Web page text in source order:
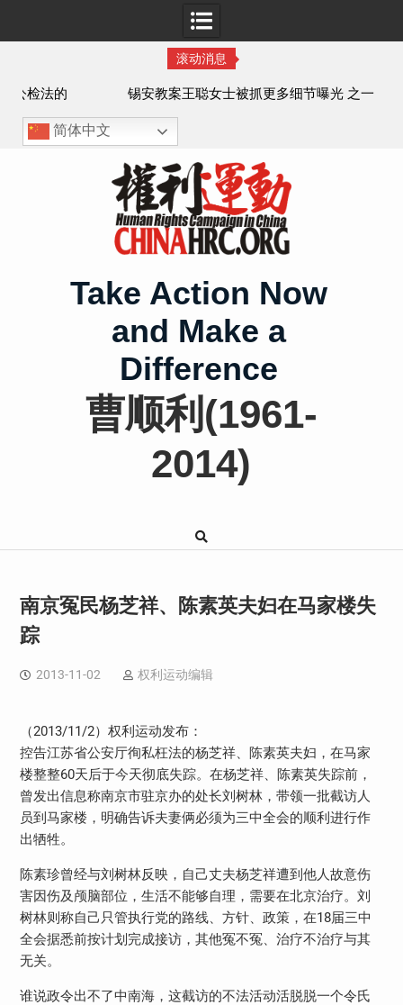
滚动消息
锡安教案王聪女士被抓更多细节曝光 之一
简体中文
Take Action Now
and Make a
Difference
曹顺利(1961-
2014)
南京冤民杨芝祥、陈素英夫妇在马家楼失
踪
2013-11-02 权利运动编辑
（2013/11/2）权利运动发布：
控告江苏省公安厅徇私枉法的杨芝祥、陈素英夫妇，在马家
楼整整60天后于今天彻底失踪。在杨芝祥、陈素英失踪前，
曾发出信息称南京市驻京办的处长刘树林，带领一批截访人
员到马家楼，明确告诉夫妻俩必须为三中全会的顺利进行作
出牺牲。
陈素珍曾经与刘树林反映，自己丈夫杨芝祥遭到他人故意伤
害因伤及颅脑部位，生活不能够自理，需要在北京治疗。刘
树林则称自己只管执行党的路线、方针、政策，在18届三中
全会据悉前按计划完成接访，其他冤不冤、治疗不治疗与其
无关。
谁说政令出不了中南海，这截访的不法活动活脱脱一个令氏